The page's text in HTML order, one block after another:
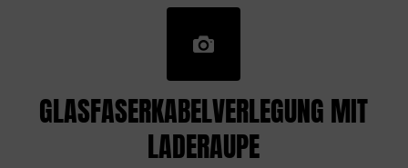
GLASFASERKABELVERLEGUNG MIT
LADERAUPE